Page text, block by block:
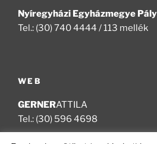
Nyíregyházi Egyházmegye
Tel.: (30) 740 4444 / 113 mellék
WEB
GERNERATTILA
Tel.: (30) 596 4698